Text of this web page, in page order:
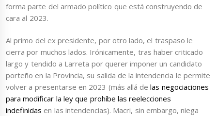
forma parte del armado político que está construyendo de
cara al 2023.
Al primo del ex presidente, por otro lado, el traspaso le
cierra por muchos lados. Irónicamente, tras haber criticado
largo y tendido a Larreta por querer imponer un candidato
porteño en la Provincia, su salida de la intendencia le permite
volver a presentarse en 2023 (más allá delas negociaciones
para modificar la ley que prohíbe las reelecciones
indefinidas en las intendencias). Macri, sin embargo, niega